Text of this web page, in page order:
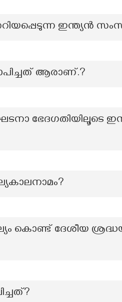
ഇന്ത്യന്‍
ആരാണ്.?
ഭേദഗതിയിലൂടെ
കൊണ്ട് ദേശീയ